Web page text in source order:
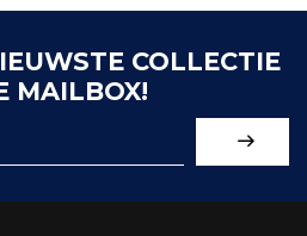
COLLECTIE
MAILBOX!